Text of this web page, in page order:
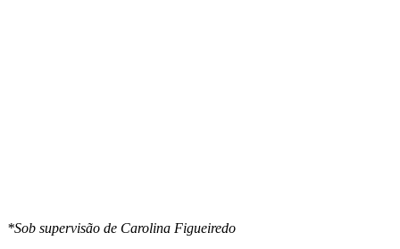
*Sob supervisão de Carolina Figueiredo